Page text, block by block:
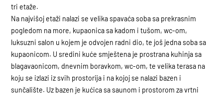
tri etaže.
Na najvišoj etaži nalazi se velika spavaća soba sa prekrasnim
pogledom na more, kupaonica sa kadom i tušom, wc-om,
luksuzni salon u kojem je odvojen radni dio, te još jedna soba sa
kupaonicom. U sredini kuće smještena je prostrana kuhinja sa
blagavaonicom, dnevnim boravkom, wc-om, te velika terasa na
koju se izlazi iz svih prostorija i na kojoj se nalazi bazen i
sunčalište. Uz bazen je kućica sa saunom i prostorom za vrtni